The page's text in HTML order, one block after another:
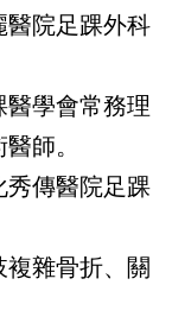
醫院足踝外科
學會常務理
師。
秀傳醫院足踝
雜骨折、關